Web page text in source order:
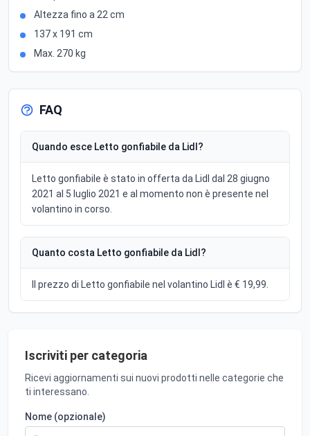
Altezza fino a 22 cm
137 x 191 cm
Max. 270 kg
FAQ
Quando esce Letto gonfiabile da Lidl?
Letto gonfiabile è stato in offerta da Lidl dal 28 giugno
2021 al 5 luglio 2021 e al momento non è presente nel
volantino in corso.
Quanto costa Letto gonfiabile da Lidl?
Il prezzo di Letto gonfiabile nel volantino Lidl è € 19,99.
Iscriviti per categoria
Ricevi aggiornamenti sui nuovi prodotti nelle categorie che
ti interessano.
Nome (opzionale)